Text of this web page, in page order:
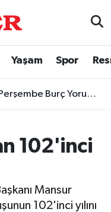
Yaşam Spor
Burç Yorumları
102'inci
Mansur
102'inci yılını